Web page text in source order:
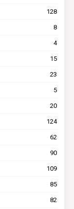
128
8
4
15
23
5
20
124
62
90
109
85
82